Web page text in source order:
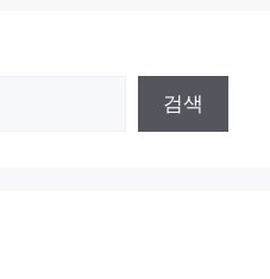
검색